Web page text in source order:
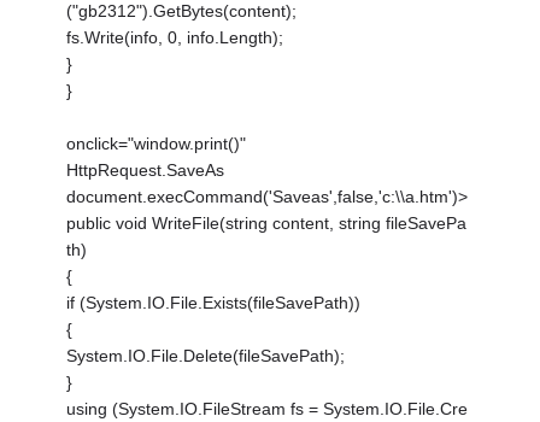
("gb2312").GetBytes(content);
fs.Write(info, 0, info.Length);
}
}
onclick="window.print()"
HttpRequest.SaveAs
document.execCommand('Saveas',false,'c:\\a.htm')>
public void WriteFile(string content, string fileSavePa
th)
{
if (System.IO.File.Exists(fileSavePath))
{
System.IO.File.Delete(fileSavePath);
}
using (System.IO.FileStream fs = System.IO.File.Cre